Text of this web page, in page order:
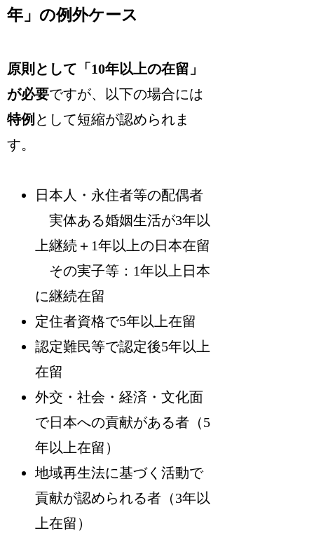
年」の例外ケース
原則として「10年以上の在留」
が必要ですが、以下の場合には
特例 として短縮が認められま
す。
日本人・永住者等の配偶者
実体ある婚姻生活が3年以
上継続＋1年以上の日本在留
その実子等：1年以上日本
に継続在留
定住者資格で5年以上在留
認定難民等で認定後5年以上
在留
外交・社会・経済・文化面
で日本への貢献がある者（5
年以上在留）
地域再生法に基づく活動で
貢献が認められる者（3年以
上在留）